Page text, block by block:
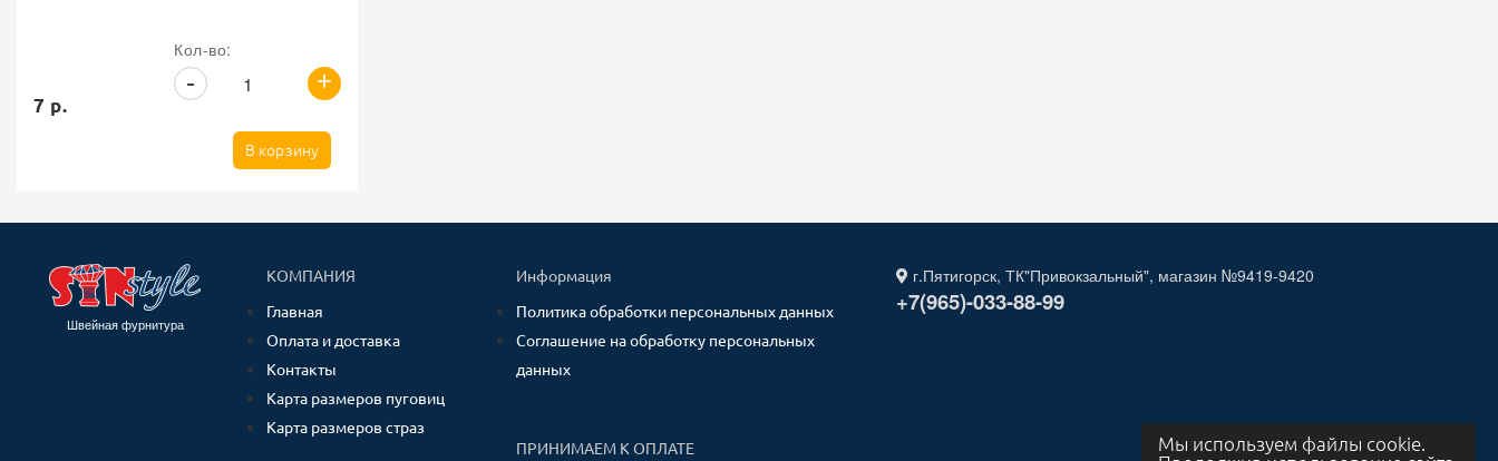
Мы используем файлы cookie.
7 р.
Кол-во:
+
-
В корзину
Швейная фурнитура
КОМПАНИЯ
Главная
Оплата и доставка
Контакты
Карта размеров пуговиц
Карта размеров страз
Информация
Политика обработки персональных данных
Соглашение на обработку персональных
данных
ПРИНИМАЕМ К ОПЛАТЕ
г.Пятигорск, ТК"Привокзальный", магазин №9419-9420
+7(965)-033-88-99